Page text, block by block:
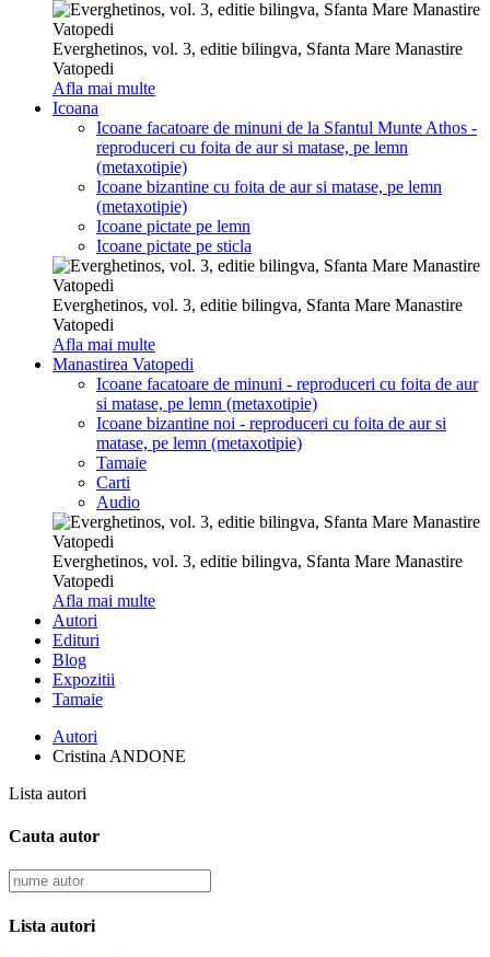
Everghetinos, vol. 3, editie bilingva, Sfanta Mare Manastire
Vatopedi
Afla mai multe
Icoana
Icoane facatoare de minuni de la Sfantul Munte Athos -
reproduceri cu foita de aur si matase, pe lemn
(metaxotipie)
Icoane bizantine cu foita de aur si matase, pe lemn
(metaxotipie)
Icoane pictate pe lemn
Icoane pictate pe sticla
Everghetinos, vol. 3, editie bilingva, Sfanta Mare Manastire
Vatopedi
Afla mai multe
Manastirea Vatopedi
Icoane facatoare de minuni - reproduceri cu foita de aur
si matase, pe lemn (metaxotipie)
Icoane bizantine noi - reproduceri cu foita de aur si
matase, pe lemn (metaxotipie)
Tamaie
Carti
Audio
Everghetinos, vol. 3, editie bilingva, Sfanta Mare Manastire
Vatopedi
Afla mai multe
Autori
Edituri
Blog
Expozitii
Tamaie
Autori
Cristina ANDONE
Lista autori
Cauta autor
Lista autori